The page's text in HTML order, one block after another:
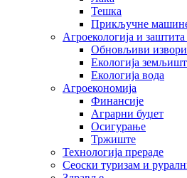
Тешка
Прикључне
Агроекологија и
Обновљиви
Екологија
Екологија вода
Агроекономија
Финансије
Аграрни буџет
Осигурање
Тржиште
Технологија прераде
Сеоски туризам и